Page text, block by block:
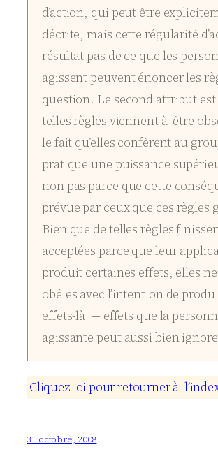
d’action, qui peut être
décrite, mais cette régularité
résultat pas de ce que les
agissent peuvent énoncer les
question. Le second attribut est
telles règles viennent à être
le fait qu’elles confèrent au
pratique une puissance
non pas parce que cette
prévue par ceux que ces règles
Bien que de telles règles
acceptées parce que leur
produit certaines effets, elles
obéies avec l’intention de
effets-là — effets que la
agissante peut aussi bien
Cliquez icipourretournerà l’inde
31 octobre, 2008